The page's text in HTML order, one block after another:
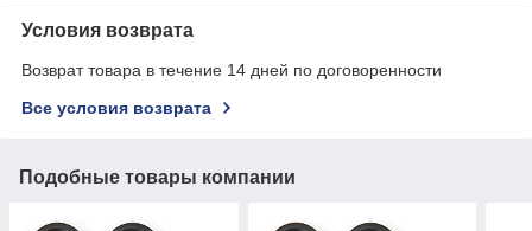
Условия возврата
Возврат товара в течение 14 дней по договоренности
Все условия возврата
Подобные товары компании